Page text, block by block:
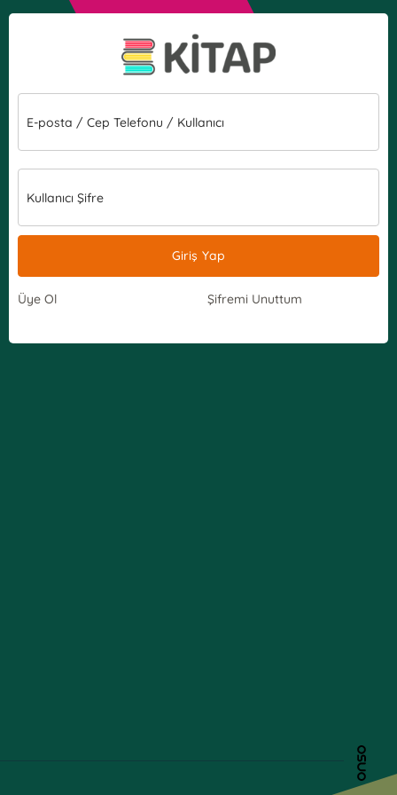
E-posta / Cep Telefonu / Kullanıcı
Kullanıcı Şifre
Giriş Yap
Üye Ol Şifremi Unuttum